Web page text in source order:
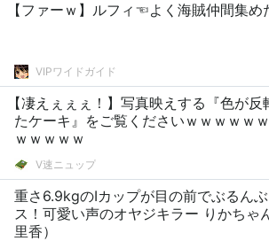
【ファーｗ】ルフィ☜よく海賊仲間集め
VIPワイドガイド
【凄えぇぇぇ！】写真映えする『色が反
たケーキ』をご覧くださいｗｗｗｗｗ
ｗｗｗｗｗ
V速ニュップ
重さ6.9kgのIカップが目の前でぶるん
ス！可愛い声のオヤジキラー りかちゃ
里香）